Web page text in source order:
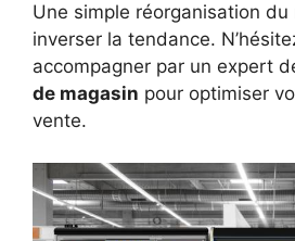
Une simple réorganisation
inverser la tendance.
accompagner par un expert
de magasin pour optimiser
vente.